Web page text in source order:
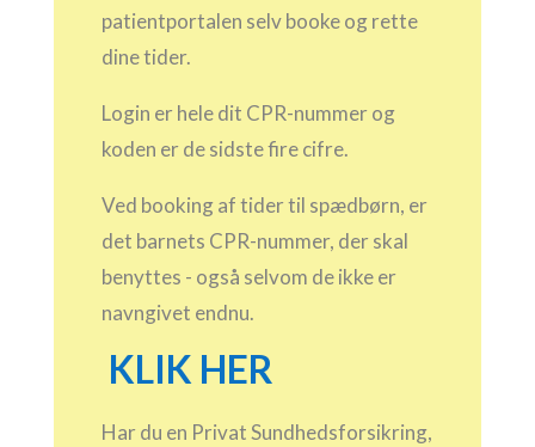
patientportalen selv booke og rette
dine tider.
Login er hele dit CPR-nummer og
koden er de sidste fire cifre.
Ved booking af tider til spædbørn, er
det barnets CPR-nummer, der skal
benyttes - også selvom de ikke er
navngivet endnu.
KLIK HER
Har du en Privat Sundhedsforsikring,